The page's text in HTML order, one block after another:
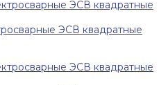
ЭСВ квадратные